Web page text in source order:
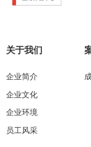
关于我们
企业简介
企业文化
企业环境
员工风采